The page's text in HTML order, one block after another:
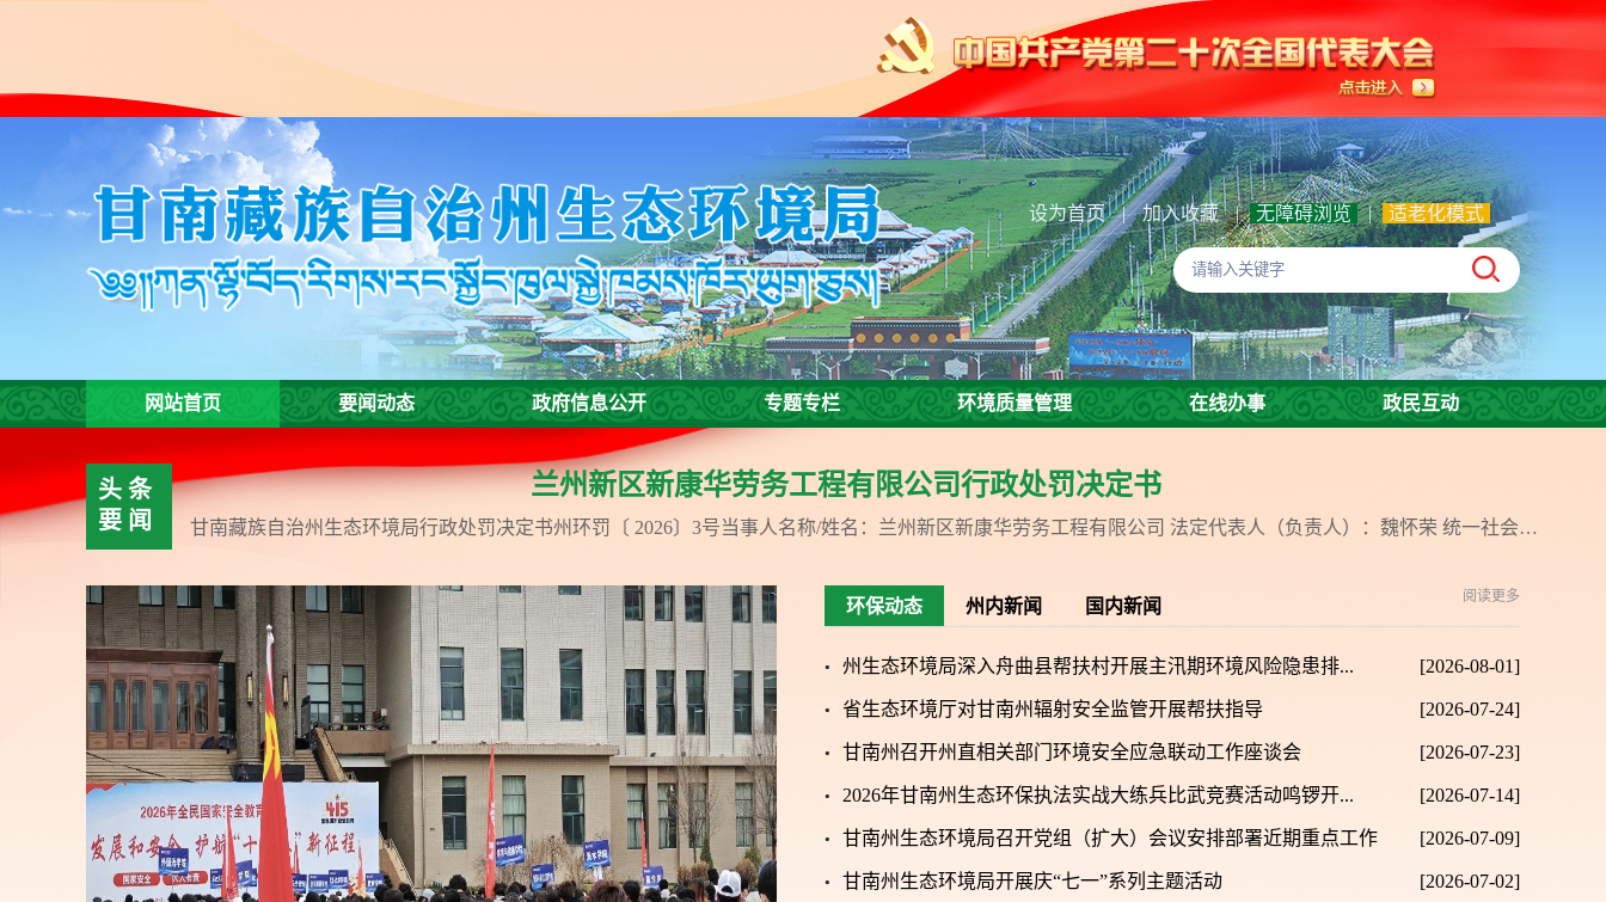
入
生
人
用
操
设为首页 | 加入收藏 | 无障碍浏览 | 适老化模式
网站首页 要闻动态 政府信息公开 专题专栏 环境质量管理 在线办事 政民互动
头条
要闻
兰州新区新康华劳务工程有限公司行政处罚决定书
甘南藏族自治州生态环境局行政处罚决定书州环罚〔 2026〕3号当事人名称/姓名：兰州新区新康华劳务工程有限公司 法定代表人（负责人）：魏怀荣 统一社会信用代码：916201...
环保动态 州内新闻 国内新闻
[2026-08-01]
州生态环境局深入舟曲县帮扶村开展主汛期环境风险隐患排...
[2026-07-24]
省生态环境厅对甘南州辐射安全监管开展帮扶指导
[2026-07-23]
甘南州召开州直相关部门环境安全应急联动工作座谈会
[2026-07-14]
2026年甘南州生态环保执法实战大练兵比武竞赛活动鸣锣开...
[2026-07-09]
甘南州生态环境局召开党组（扩大）会议安排部署近期重点工作
[2026-07-02]
甘南州生态环境局开展庆“七一”系列主题活动
阅读更多